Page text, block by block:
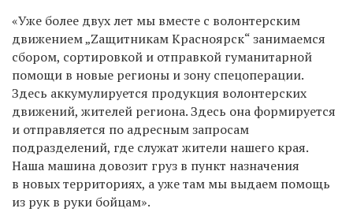
«Уже более двух лет мы вместе с волонтерским
движением „Zащитникам Красноярск“ занимаемся
сбором, сортировкой и отправкой гуманитарной
помощи в новые регионы и зону спецоперации.
Здесь аккумулируется продукция волонтерских
движений, жителей региона. Здесь она формируется
и отправляется по адресным запросам
подразделений, где служат жители нашего края.
Наша машина довозит груз в пункт назначения
в новых территориях, а уже там мы выдаем помощь
из рук в руки бойцам».